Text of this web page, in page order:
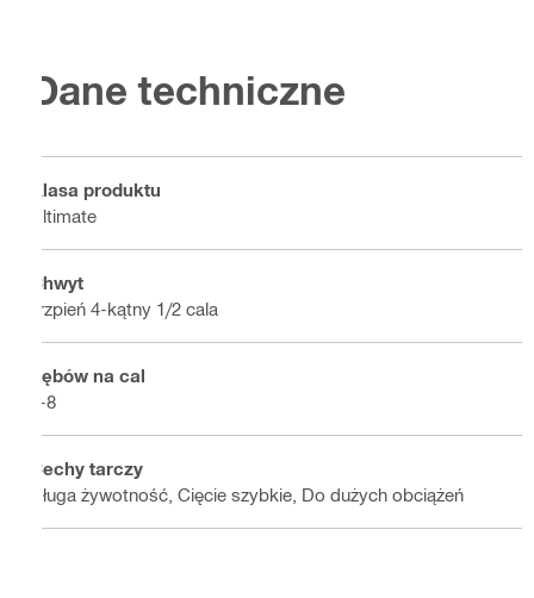
Dane techniczne
Klasa produktu
Ultimate
Chwyt
Trzpień 4-kątny 1/2 cala
Zębów na cal
6-8
Cechy tarczy
Długa żywotność, Cięcie szybkie, Do dużych obciążeń